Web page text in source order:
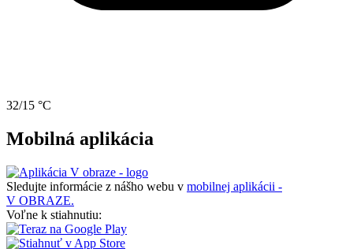
32/15 °C
Mobilná aplikácia
Sledujte informácie z nášho webu v mobilnej aplikácii -
V OBRAZE.
Voľne k stiahnutiu: